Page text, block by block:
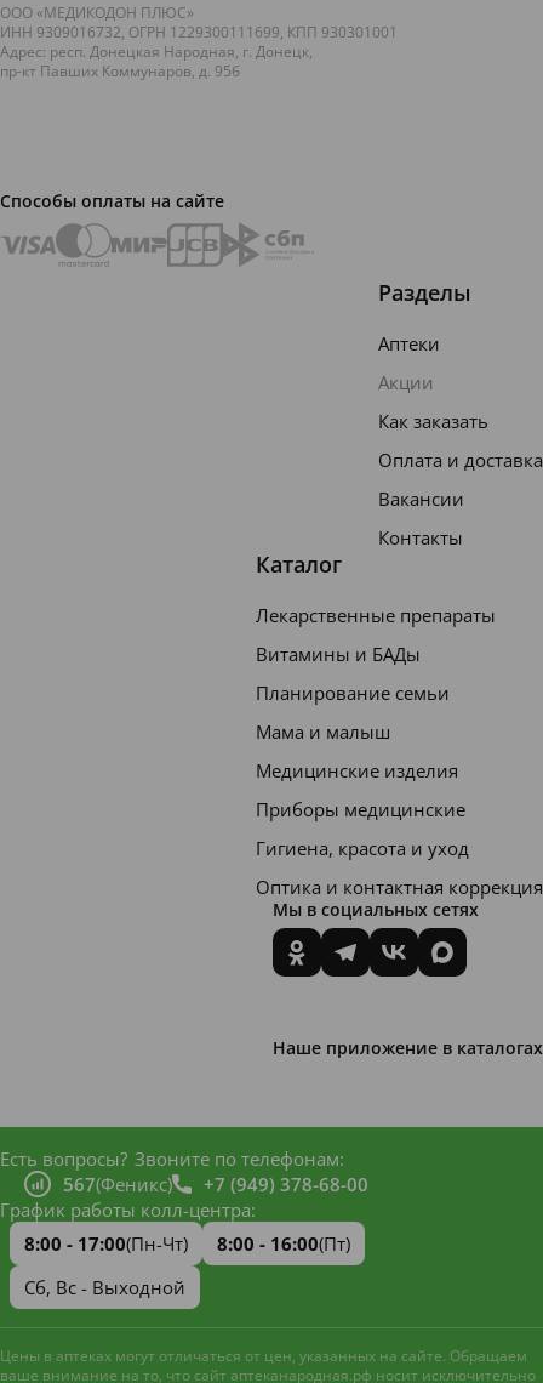
ООО «МЕДИКОДОН ПЛЮС»
ИНН 9309016732, ОГРН 1229300111699, КПП 930301001
Адрес: респ. Донецкая Народная, г. Донецк,
пр-кт Павших Коммунаров, д. 95б
Способы оплаты на сайте
Разделы
Аптеки
Акции
Как заказать
Оплата и доставка
Вакансии
Контакты
Каталог
Лекарственные препараты
Витамины и БАДы
Планирование семьи
Мама и малыш
Медицинские изделия
Приборы медицинские
Гигиена, красота и уход
Оптика и контактная коррекция
Мы в социальных сетях
Наше приложение в каталогах
Есть вопросы? Звоните по телефонам:
567(Феникс)
+7 (949) 378-68-00
График работы колл-центра:
8:00 - 17:00(Пн-Чт) 8:00 - 16:00(Пт)
Сб, Вс - Выходной
Цены в аптеках могут отличаться от цен, указанных на сайте. Обращаем
ваше внимание на то, что сайт аптеканародная.рф носит исключительно